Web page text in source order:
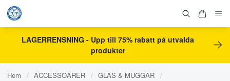
LAGERRENSNING - Upp till 75% rabatt på utvalda
produkter
Hem / ACCESSOARER / GLAS & MUGGAR /